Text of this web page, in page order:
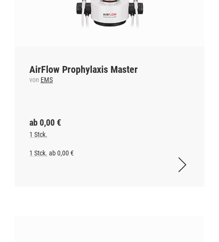
AirFlow Prophylaxis Master
von EMS
ab 0,00 €
1 Stck.
1 Stck. ab 0,00 €